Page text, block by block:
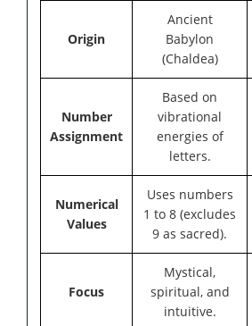
Origin
Ancient
Babylon
(Chaldea)
Number
Assignment
Based on
vibrational
energies of
letters.
Numerical
Values
Uses numbers
1 to 8 (excludes
9 as sacred).
Focus
Mystical,
spiritual, and
intuitive.